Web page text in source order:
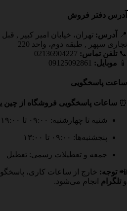
آدرس دفتر فروش
📍 آدرس: تهران، خیابان امیر کبیر ,
تجاری سپهر , طبقه دوم، واحد 220
📞 تلفن تماس:
📱 موبایل:
ساعت پاسخگویی
⏰ ساعات پاسخگویی فروشگاه از چین
شنبه تا چهارشنبه: ۰۹:۰۰ تا ۱۹:۰۰
پنجشنبه‌ها: ۰۹:۰۰ تا ۱۳:۰۰
جمعه و تعطیلات رسمی: تعطیل
📲 توجه: خارج از ساعات کاری،
و تلگرام انجام می‌شود.